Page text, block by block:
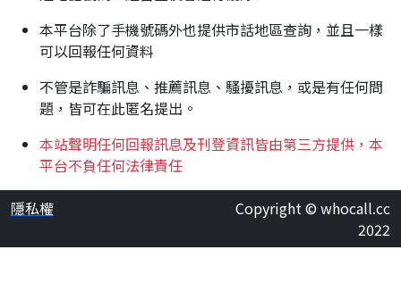
本平台除了手機號碼外也提供市話地區查詢，並且一樣
可以回報任何資料
不管是詐騙訊息、推薦訊息、騷擾訊息，或是有任何問
題，皆可在此匿名提出。
本站聲明任何回報訊息及刊登資訊皆由第三方提供，本
平台不負任何法律責任
隱私權
Copyright © whocall.cc
2022